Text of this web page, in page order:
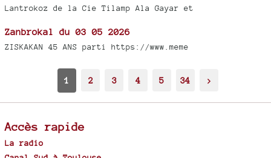
Lantrokoz de la Cie Tilamp Ala Gayar et
Zanbrokal du 03 05 2026
ZISKAKAN 45 ANS parti https://www.meme
1 2 3 4 5 34 >
Accès rapide
La radio